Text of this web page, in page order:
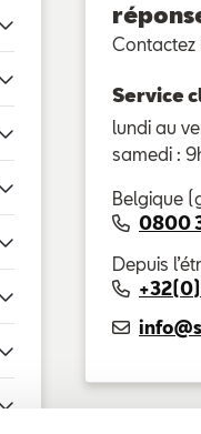
Contactez
Service
lundi au
samedi :
Belgique
0800
Depuis